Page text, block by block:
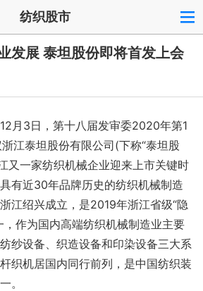
纺织股市
发展 泰坦股份即将首发上会
月3日，第十八届发审委2020年第1
江泰坦股份有限公司(下称“泰坦股
又一家纺织机械企业迎来上市关键时
有近30年品牌历史的纺织机械制造
江绍兴成立，是2019年浙江省级“隐
，作为国内高端纺织机械制造业主要
纱设备、织造设备和印染设备三大系
织机居国内同行前列，是中国纺织装
。